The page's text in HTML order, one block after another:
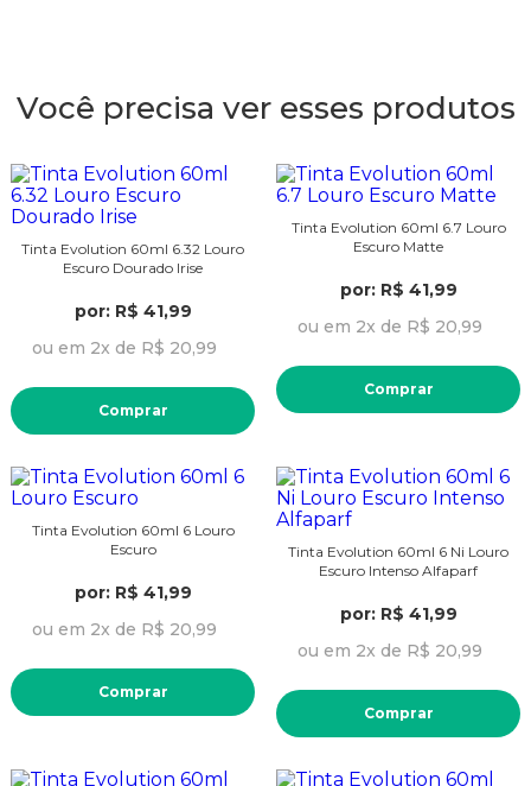
Você precisa ver esses produtos
Tinta Evolution 60ml 6.32 Louro
Escuro Dourado Irise
por: R$ 41,99
ou em 2x de R$ 20,99
Comprar
Tinta Evolution 60ml 6.7 Louro
Escuro Matte
por: R$ 41,99
ou em 2x de R$ 20,99
Comprar
Tinta Evolution 60ml 6 Louro
Escuro
por: R$ 41,99
ou em 2x de R$ 20,99
Comprar
Tinta Evolution 60ml 6 Ni Louro
Escuro Intenso Alfaparf
por: R$ 41,99
ou em 2x de R$ 20,99
Comprar